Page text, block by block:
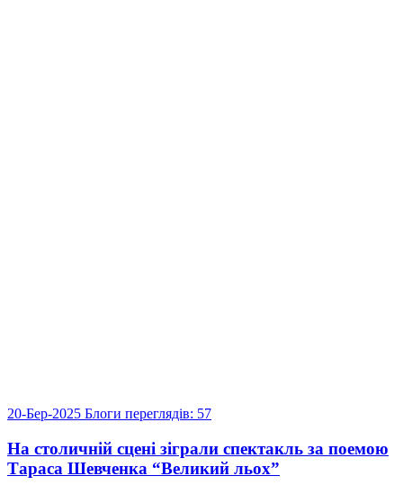
20-Бер-2025 Блоги переглядів: 57
На столичній сцені зіграли спектакль за поемою
Тараса Шевченка “Великий льох”